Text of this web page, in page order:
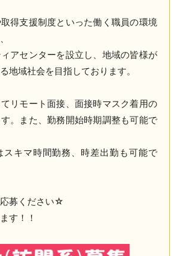
得支援制度といった働く職員の環境
アセンターを設立し、地域の皆様が
地域社会を目指しております。
リモート面接、面接時マスク着用の
。また、勤務開始時期調整も可能で
スキマ時間勤務、時差出勤も可能で
募ください☆
す！！